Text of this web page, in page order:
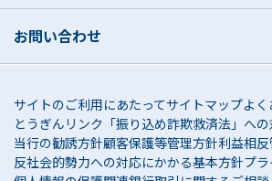
お問い合わせ
サイトのご利用にあたってサイトマップよ
とうぎんリンク 「振り込め詐欺救済法」へ
当行の勧誘方針顧客保護等管理方針利益相
反社会的勢力への対応にかかる基本方針プ